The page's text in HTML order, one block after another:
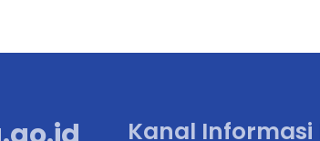
Kanal Informasi